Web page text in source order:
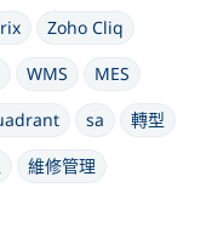
Zoho Cliq
WMS
MES
sa
轉型
維修管理